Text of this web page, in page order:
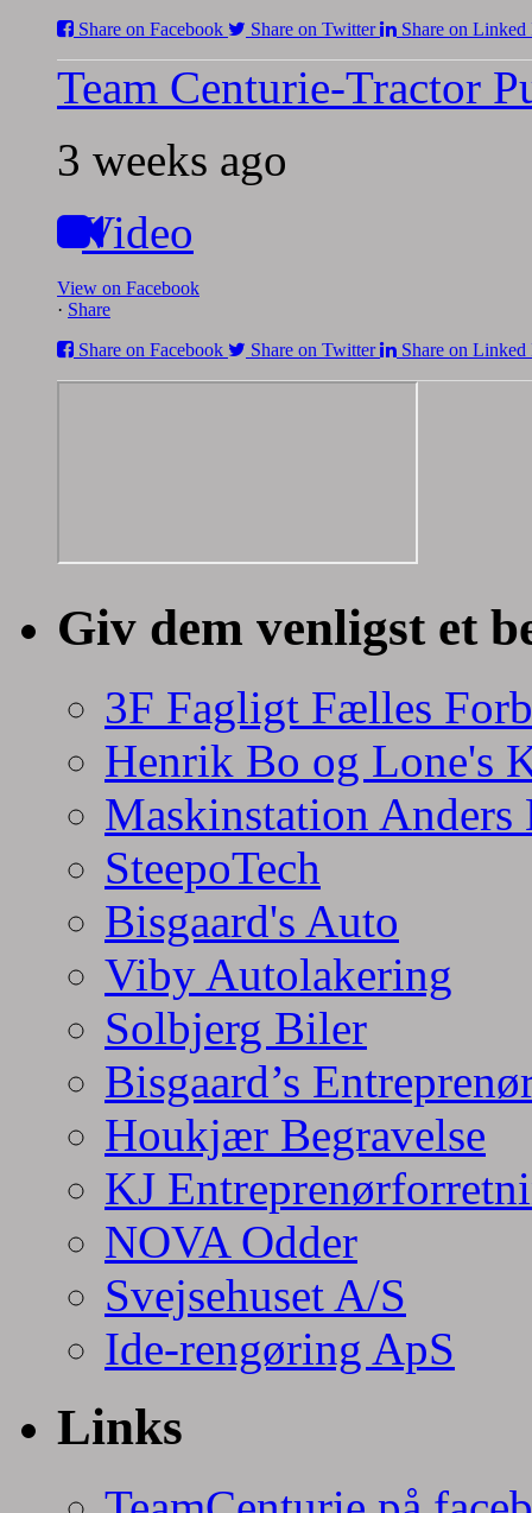
Share on Facebook
Share on Twitter Share on Linked
Team Centurie-Tractor
3 weeks ago
Video
View on Facebook
· Share
Share on Facebook
Share on Twitter Share on Linked
Giv dem venligst et
3F Fagligt Fælles
Henrik Bo og Lone's
Maskinstation Anders
SteepoTech
Bisgaard's Auto
Viby Autolakering
Solbjerg Biler
Bisgaard’s
Houkjær Begravelse
KJ
NOVA Odder
Svejsehuset A/S
Ide-rengøring ApS
Links